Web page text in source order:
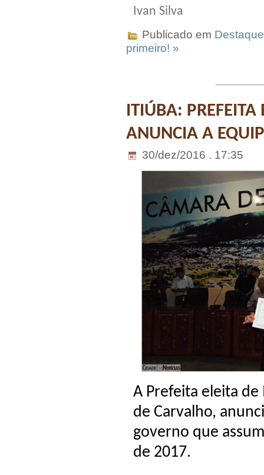
Ivan Silva
Publicado em
primeiro! »
ITIÚBA: PREFEITA
ANUNCIA A
30/dez/2016 . 17:35
A Prefeita eleita de
de Carvalho,
governo que
de 2017.